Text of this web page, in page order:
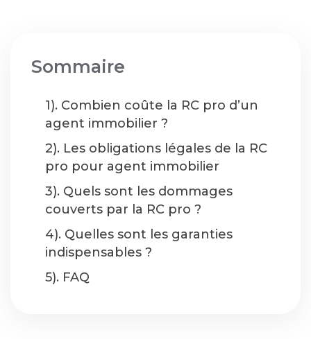
Sommaire
1). Combien coûte la RC pro d’un
agent immobilier ?
2). Les obligations légales de la RC
pro pour agent immobilier
3). Quels sont les dommages
couverts par la RC pro ?
4). Quelles sont les garanties
indispensables ?
5). FAQ